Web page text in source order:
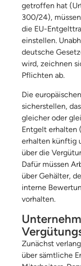
getroffen hat
300/24),
die EU-
einstellen.
deutsche
wird, zeichnen
Pflichten ab.
Die
sicherstellen,
gleicher oder
Entgelt erhalten
erhalten künftig
über die
Dafür müssen
über Gehälter,
interne
vorhalten.
Zunächst
über sämtliche